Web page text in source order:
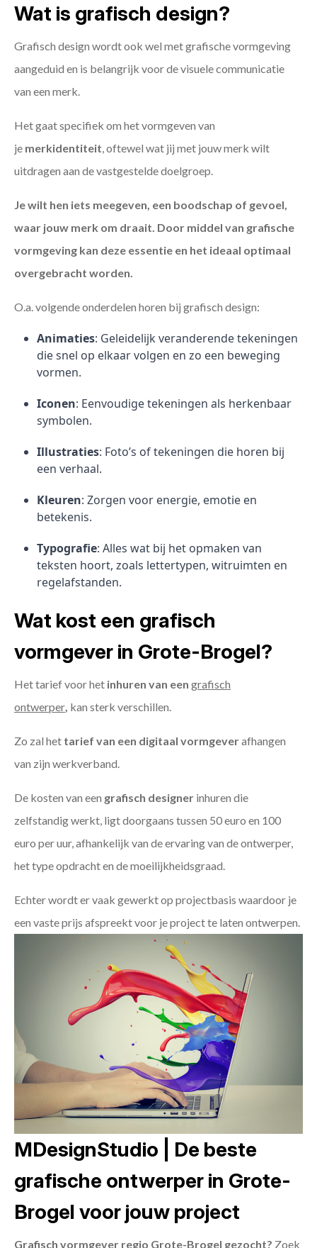
Wat is grafisch design?
Grafisch design wordt ook wel met grafische vormgeving
aangeduid en is belangrijk voor de visuele communicatie
van een merk.
Het gaat specifiek om het vormgeven van
je merkidentiteit , oftewel wat jij met jouw merk wilt
uitdragen aan de vastgestelde doelgroep.
Je wilt hen iets meegeven, een boodschap of gevoel,
waar jouw merk om draait. Door middel van grafische
vormgeving kan deze essentie en het ideaal optimaal
overgebracht worden.
O.a. volgende onderdelen horen bij grafisch design:
Animaties: Geleidelijk veranderende tekeningen
die snel op elkaar volgen en zo een beweging
vormen.
Iconen: Eenvoudige tekeningen als herkenbaar
symbolen.
Illustraties: Foto’s of tekeningen die horen bij
een verhaal.
Kleuren: Zorgen voor energie, emotie en
betekenis.
Typografie: Alles wat bij het opmaken van
teksten hoort, zoals lettertypen, witruimten en
regelafstanden.
Wat kost een grafisch
vormgever in Grote-Brogel?
Het tarief voor het inhuren van een grafisch
ontwerper kan sterk verschillen.
Zo zal het tarief van een digitaal vormgeverafhangen
van zijn werkverband.
De kosten van een grafisch designer inhuren die
zelfstandig werkt, ligt doorgaans tussen 50 euro en 100
euro per uur, afhankelijk van de ervaring van de ontwerper,
het type opdracht en de moeilijkheidsgraad.
Echter wordt er vaak gewerkt op projectbasis waardoor je
een vaste prijs afspreekt voor je project te laten ontwerpen.
MDesignStudio | De beste
grafische ontwerper in Grote-
Brogel voor jouw project
Grafisch vormgever regio Grote-Brogel gezocht? Zoek